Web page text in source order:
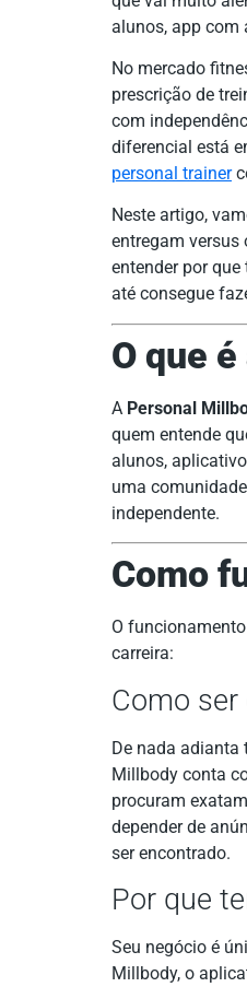
alunos, app com
No mercado
prescrição de
com
diferencial está
personal trainer
Neste artigo,
entregam versus
entender por
até consegue
O que
A Personal
quem entende
alunos,
uma
independente.
Como
O
carreira:
Como ser
De nada adianta
Millbody conta
procuram
depender de
ser encontrado.
Por que
Seu negócio é
Millbody, o